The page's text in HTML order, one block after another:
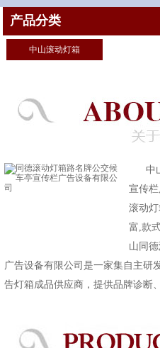
产品分类
中山滚动灯箱
中
宣传
滚动
富,款
山同
广告设备有限公司是一家集自主研
告灯箱成品供应商，提供品牌诊断
同为同德的每一个客户尽职尽责的